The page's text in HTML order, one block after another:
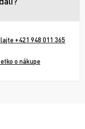
+421 948 011 365
o nákupe